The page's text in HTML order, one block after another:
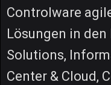
Controlware
Lösungen in
Solutions,
Center & Cloud,